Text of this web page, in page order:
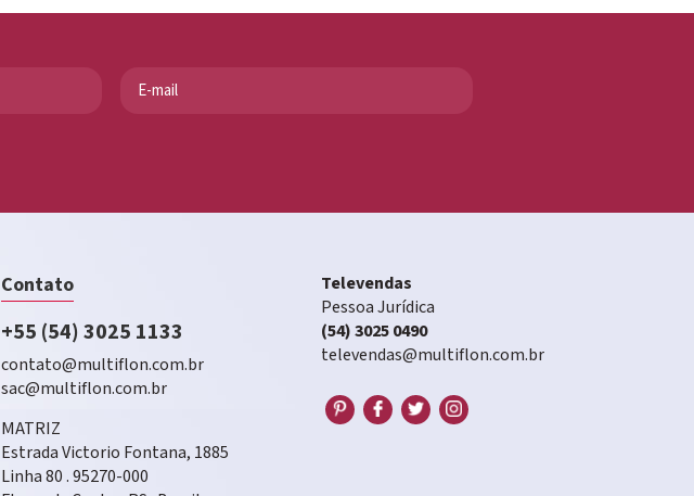
Contato
+55 (54) 3025 1133
contato@multiflon.com.br
sac@multiflon.com.br
MATRIZ
Estrada Victorio Fontana, 1885
Linha 80 . 95270-000
Televendas
Pessoa Jurídica
(54) 3025 0490
televendas@multiflon.com.br